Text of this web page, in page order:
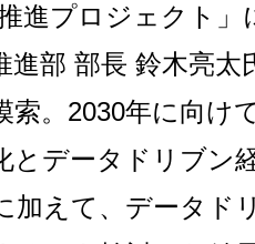
推進プロジェクト
進部 部長 鈴木亮
索。2030年に向け
とデータドリブン
加えて、データド